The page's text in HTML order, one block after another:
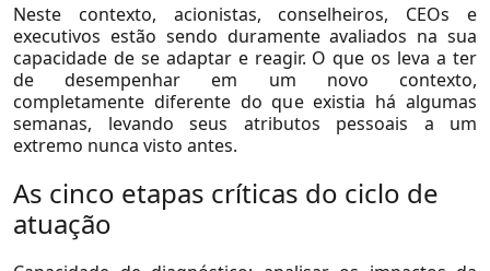
Soluções
Neste contexto, acionistas, conselheiros, CEOs e
executivos estão sendo duramente avaliados na sua
capacidade de se adaptar e reagir. O que os leva a ter
de desempenhar em um novo contexto,
completamente diferente do que existia há algumas
semanas, levando seus atributos pessoais a um
extremo nunca visto antes.
As cinco etapas críticas do ciclo de
atuação